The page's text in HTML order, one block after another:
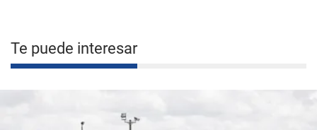
Te puede interesar